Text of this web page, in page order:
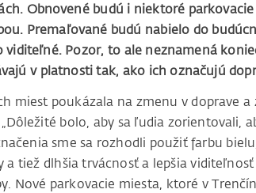
Obnovené budú i niektoré
Premaľované budú nabielo do
viditeľné. Pozor, to ale neznamená
v platnosti tak, ako ich označujú
miest poukázala na zmenu v doprave
bolo, aby sa ľudia zorientovali,
sme sa rozhodli použiť farbu
a tiež dlhšia trvácnosť a lepšia
Nové parkovacie miesta, ktoré v